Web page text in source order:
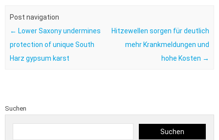
Post navigation
← Lower Saxony undermines
protection of unique South
Harz gypsum karst
Hitzewellen sorgen für deutlich
mehr Krankmeldungen und
hohe Kosten →
Suchen
Suchen